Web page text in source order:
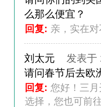
么那么便宜？
回复: 亲，实在
刘太元 发表于
请问春节后去欧
回复: 您好！三
选择，您也可前